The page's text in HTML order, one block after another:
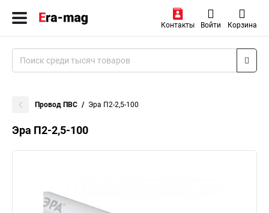
Контакты Войти Корзина
Провод ПВС Эра П2-2,5-100
Эра П2-2,5-100